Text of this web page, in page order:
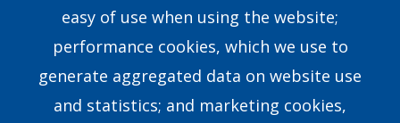
Contact Us
Our Story
easy of use when using the website;
performance cookies, which we use to
generate aggregated data on website use
and statistics; and marketing cookies,